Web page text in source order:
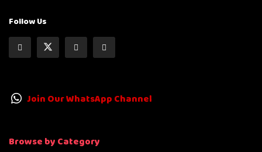
Follow Us
Join Our WhatsApp Channel
Browse by Category